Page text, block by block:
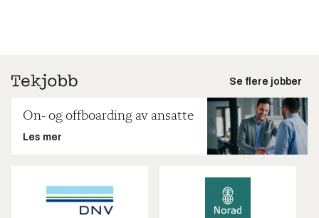
Se flere jobber
On- og offboarding av ansatte
Les mer